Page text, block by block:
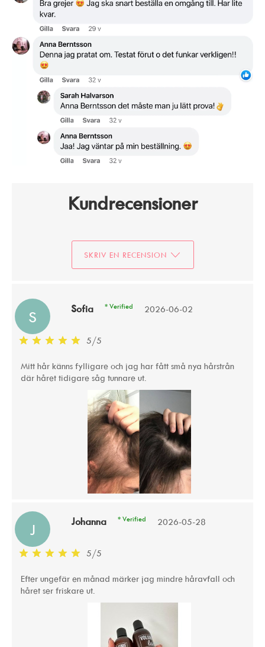
Kundrecensioner
SKRIV EN RECENSION
S Sofia * Verified 2026-06-02
5/5
Mitt hår känns fylligare och jag har fått små nya hårstrån
där håret tidigare såg tunnare ut.
J Johanna * Verified 2026-05-28
5/5
Efter ungefär en månad märker jag mindre håravfall och
håret ser friskare ut.